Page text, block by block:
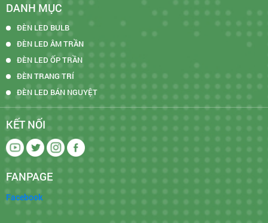
Bộ 1 công tắc Minerva Panasonic màu xám ánh kim
DANH MỤC
ĐÈN LED BULB
ĐÈN LED ÂM TRẦN
ĐÈN LED ỐP TRẦN
ĐÈN TRANG TRÍ
ĐÈN LED BÁN NGUYỆT
KẾT NỐI
FANPAGE
Facebook